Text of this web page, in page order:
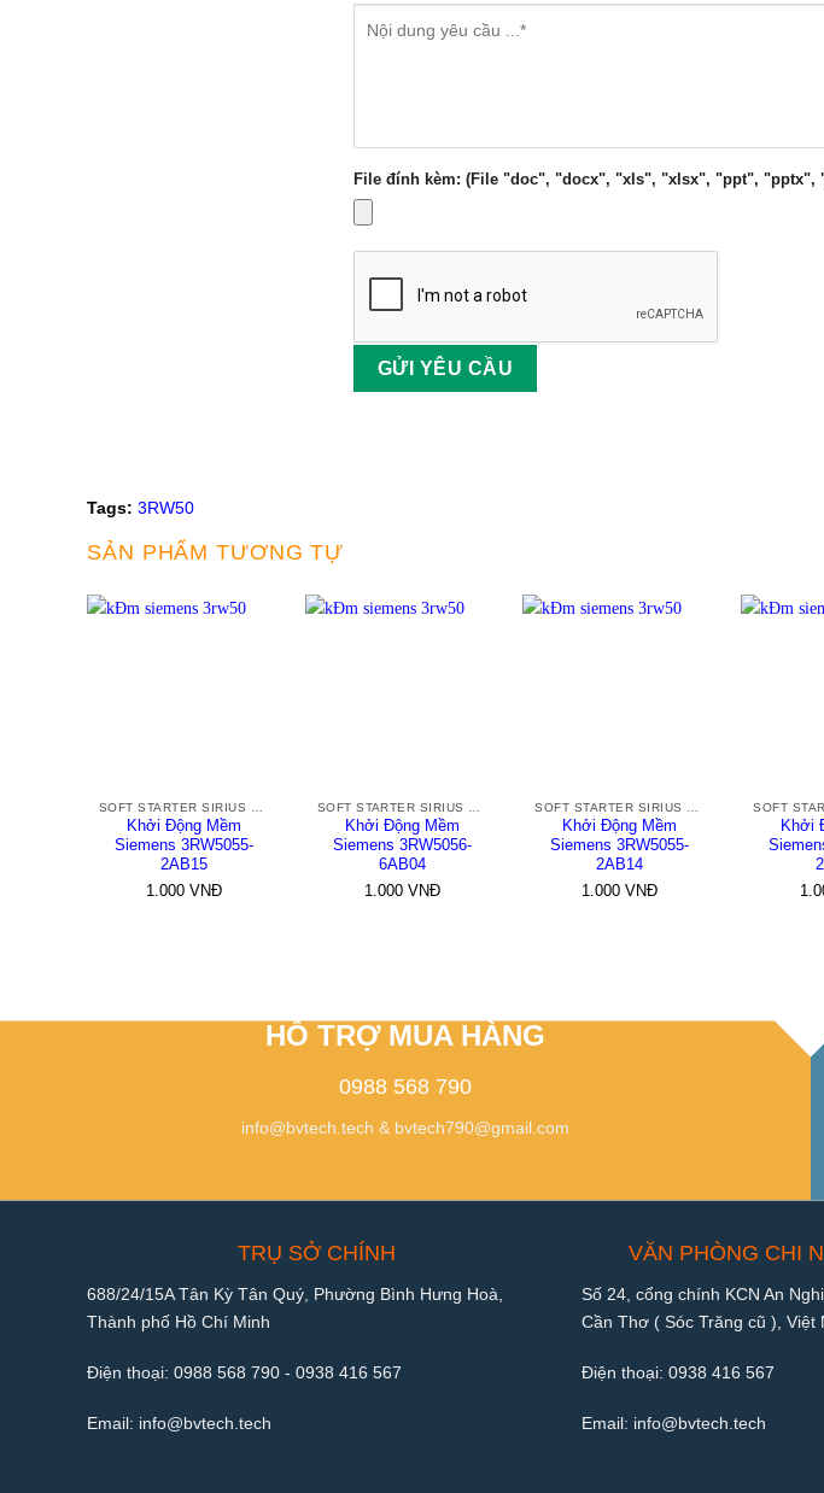
File đính kèm: (File "doc", "docx", "xls", "xlsx", "ppt", "pptx",
Tags: 3RW50
SẢN PHẨM TƯƠNG TỰ
Khởi Động Mềm
Siemens 3RW5055-
2AB15
1.000VNĐ
Khởi Động Mềm
Siemens 3RW5056-
6AB04
1.000VNĐ
Khởi Động Mềm
Siemens 3RW5055-
2AB14
1.000 VNĐ
Khởi
HỖ TRỢ MUA HÀNG
0988 568 790
info@bvtech.tech & bvtech790@gmail.com
TRỤ SỞ CHÍNH
688/24/15A Tân Kỳ Tân Quý, Phường Bình Hưng Hoà,
Thành phố Hồ Chí Minh
Điện thoại: 0988 568 790 - 0938 416 567
Email: info@bvtech.tech
VĂN PHÒNG CHI
Số 24, cổng chính KCN An
Cần Thơ ( Sóc Trăng cũ ), Việt
Điện thoại: 0938 416 567
Email: info@bvtech.tech